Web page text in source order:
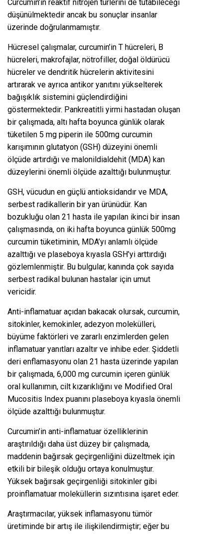
Curcumin’in reaktif nitrojen türlerini de tutabileceği
düşünülmektedir ancak bu sonuçlar insanlar
üzerinde doğrulanmamıştır.
Hücresel çalışmalar, curcumin’in T hücreleri, B
hücreleri, makrofajlar, nötrofiller, doğal öldürücü
hücreler ve dendritik hücrelerin aktivitesini
artırarak ve ayrıca antikor yanıtını yükselterek
bağışıklık sistemini güçlendirdiğini
göstermektedir. Pankreatitli yirmi hastadan oluşan
bir çalışmada, altı hafta boyunca günlük olarak
tüketilen 5 mg piperin ile 500mg curcumin
karışımının glutatyon (GSH) düzeyini önemli
ölçüde artırdığı ve malonildialdehit (MDA) kan
düzeylerini önemli ölçüde azalttığı bulunmuştur.
GSH, vücudun en güçlü antioksidandır ve MDA,
serbest radikallerin bir yan ürünüdür. Kan
bozukluğu olan 21 hasta ile yapılan ikinci bir insan
çalışmasında, on iki hafta boyunca günlük 500mg
curcumin tüketiminin, MDA’yı anlamlı ölçüde
azalttığı ve plaseboya kıyasla GSH’yi arttırdığı
gözlemlenmiştir. Bu bulgular, kanında çok sayıda
serbest radikal bulunan hastalar için umut
vericidir.
Anti-inflamatuar açıdan bakacak olursak, curcumin,
sitokinler, kemokinler, adezyon molekülleri,
büyüme faktörleri ve zararlı enzimlerden gelen
inflamatuar yanıtları azaltır ve inhibe eder. Şiddetli
deri enflamasyonu olan 21 hasta üzerinde yapılan
bir çalışmada, 6,000 mg curcumin içeren günlük
oral kullanımın, cilt kızarıklığını ve Modified Oral
Mucositis Index puanını plaseboya kıyasla önemli
ölçüde azalttığı bulunmuştur.
Curcumin’in anti-inflamatuar özelliklerinin
araştırıldığı daha üst düzey bir çalışmada,
maddenin bağırsak geçirgenliğini düzeltmek için
etkili bir bileşik olduğu ortaya konulmuştur.
Yüksek bağırsak geçirgenliği sitokinler gibi
proinflamatuar moleküllerin sızıntısına işaret eder.
Araştırmacılar, yüksek inflamasyonu tümör
üretiminde bir artış ile ilişkilendirmiştir; eğer bu